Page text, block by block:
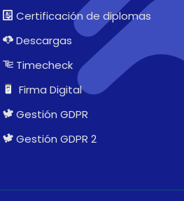
Certificación de diplomas
Descargas
Timecheck
Firma Digital
Gestión GDPR
Gestión GDPR 2